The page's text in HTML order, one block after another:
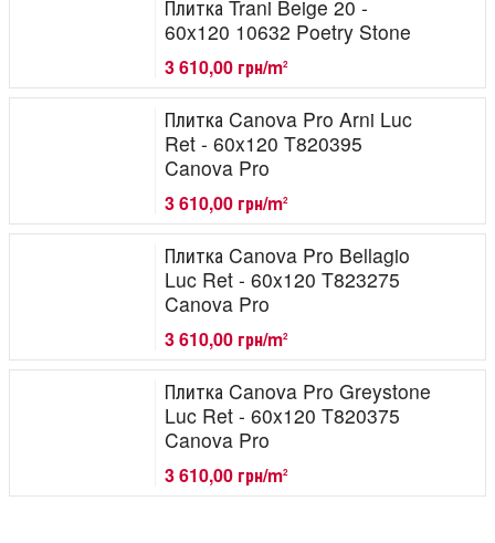
Плитка Trani Beige 20 -
60x120 10632 Poetry Stone
3 610,00 грн/m2
Плитка Canova Pro Arni Luc
Ret - 60x120 T820395
Canova Pro
3 610,00 грн/m2
Плитка Canova Pro Bellagio
Luc Ret - 60x120 T823275
Canova Pro
3 610,00 грн/m2
Плитка Canova Pro Greystone
Luc Ret - 60x120 T820375
Canova Pro
3 610,00 грн/m2